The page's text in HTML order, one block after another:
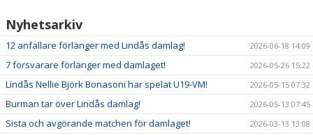
Nyhetsarkiv
12 anfallare förlänger med Lindås damlag! 2026-06-18 14:09
7 försvarare förlänger med damlaget! 2026-05-26 15:22
Lindås Nellie Björk Bonasoni har spelat U19-VM! 2026-05-15 07:32
Burman tar över Lindås damlag! 2026-05-13 07:45
Sista och avgörande matchen för damlaget! 2026-03-13 13:08